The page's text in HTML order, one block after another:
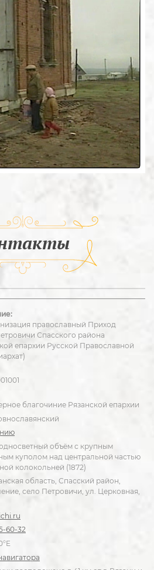
православный Приход
Спасского района
епархии Русской Православной
благочиние Рязанской епархии
объём с крупным
куполом над центральной частью
колокольней (1872)
область, Спасский район,
село Петровичи, ул. Церковная,
60-32